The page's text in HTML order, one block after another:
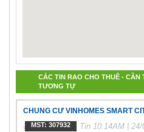
CÁC TIN RAO CHO THUÊ - CẦN
TƯƠNG TỰ
CHUNG CƯ VINHOMES SMART
MST: 307932 Tin 10:14AM | 24/